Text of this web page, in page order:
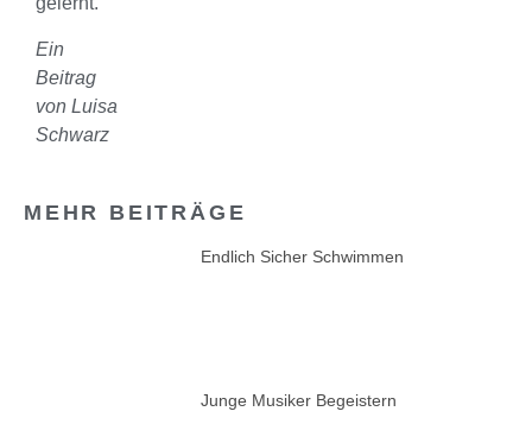
Ein
Beitrag
von Luisa
Schwarz
MEHR BEITRÄGE
Endlich Sicher Schwimmen
Junge Musiker Begeistern